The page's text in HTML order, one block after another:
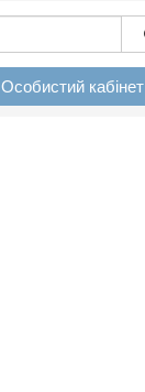
Особистий кабінет